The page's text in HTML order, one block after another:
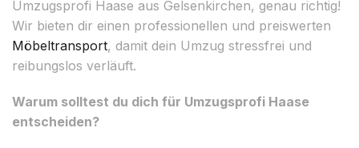
Umzugsprofi Haase aus Gelsenkirchen, genau richtig!
Wir bieten dir einen professionellen und preiswerten
Möbeltransport, damit dein Umzug stressfrei und
reibungslos verläuft.
Warum solltest du dich für Umzugsprofi Haase
entscheiden?